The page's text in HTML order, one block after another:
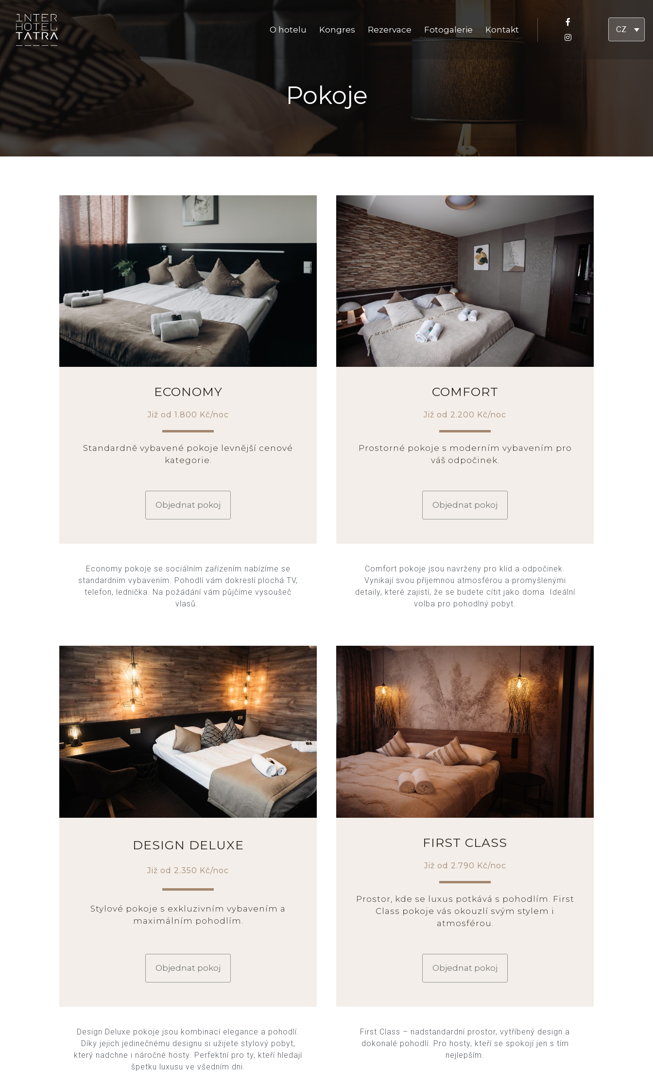
O hotelu Kongres Rezervace Fotogalerie Kontakt CZ
Pokoje
ECONOMY
Již od 1.800 Kč/noc
Standardně vybavené pokoje levnější cenové
kategorie.
Objednat pokoj
COMFORT
Již od 2.200 Kč/noc
Prostorné pokoje s moderním vybavením pro
váš odpočinek.
Objednat pokoj
Economy pokoje se sociálním zařízením nabízíme se
standardním vybavením. Pohodlí vám dokreslí plochá TV,
telefon, lednička. Na požádání vám půjčíme vysoušeč
vlasů.
Comfort pokoje jsou navrženy pro klid a odpočinek.
Vynikají svou příjemnou atmosférou a promyšlenými
detaily, které zajistí, že se budete cítit jako doma. Ideální
volba pro pohodlný pobyt.
DESIGN DELUXE
Již od 2.350 Kč/noc
Stylové pokoje s exkluzivním vybavením a
maximálním pohodlím.
Objednat pokoj
FIRST CLASS
Již od 2.790 Kč/noc
Prostor, kde se luxus potkává s pohodlím. First
Class pokoje vás okouzlí svým stylem i
atmosférou.
Objednat pokoj
Design Deluxe pokoje jsou kombinací elegance a pohodlí.
Díky jejich jedinečnému designu si užijete stylový pobyt,
který nadchne i náročné hosty. Perfektní pro ty, kteří hledají
špetku luxusu ve všedním dni.
First Class – nadstandardní prostor, vytříbený design a
dokonalé pohodlí. Pro hosty, kteří se spokojí jen s tím
nejlepším.